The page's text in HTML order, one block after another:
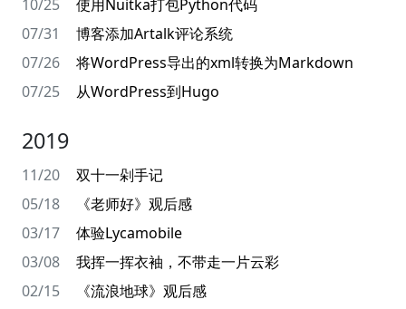
10/25
使用Nuitka打包Python代码
07/31
博客添加Artalk评论系统
07/26
将WordPress导出的xml转换为Markdown
07/25
从WordPress到Hugo
2019
11/20
双十一剁手记
05/18
《老师好》观后感
03/17
体验Lycamobile
03/08
我挥一挥衣袖，不带走一片云彩
02/15
《流浪地球》观后感